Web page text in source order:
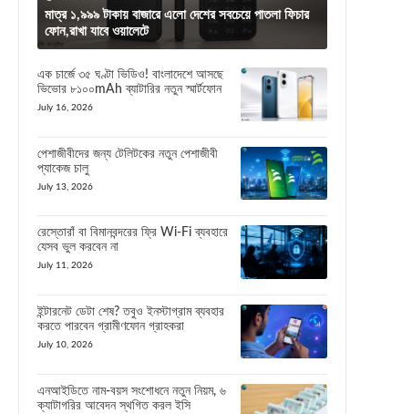
মাত্র ১,৯৯৯ টাকায় বাজারে এলো দেশের সবচেয়ে পাতলা ফিচার
ফোন,রাখা যাবে ওয়ালেটে
এক চার্জে ৩৫ ঘণ্টা ভিডিও! বাংলাদেশে আসছে
ভিভোর ৮১০০mAh ব্যাটারির নতুন স্মার্টফোন
July 16, 2026
পেশাজীবীদের জন্য টেলিটকের নতুন পেশাজীবী
প্যাকেজ চালু
July 13, 2026
রেস্তোরাঁ বা বিমানবন্দরের ফ্রি Wi-Fi ব্যবহারে
যেসব ভুল করবেন না
July 11, 2026
ইন্টারনেট ডেটা শেষ? তবুও ইনস্টাগ্রাম ব্যবহার
করতে পারবেন গ্রামীণফোন গ্রাহকরা
July 10, 2026
এনআইডিতে নাম-বয়স সংশোধনে নতুন নিয়ম, ৬
ক্যাটাগরির আবেদন স্থগিত করল ইসি